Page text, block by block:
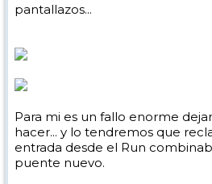
pantallazos...
Para mi es un fallo enorme
hacer... y lo tendremos que
entrada desde el Run
puente nuevo.